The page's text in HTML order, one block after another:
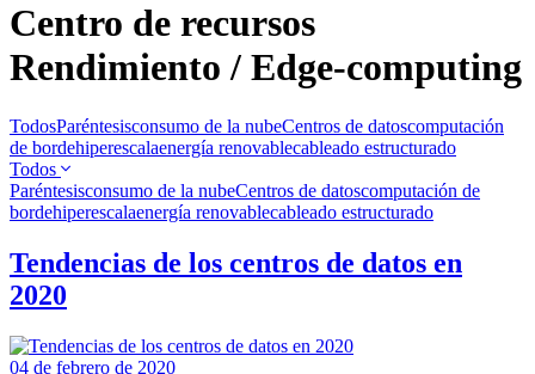
Centro de recursos
Rendimiento / Edge-computing
TodosParéntesisconsumo de la nubeCentros de datoscomputación
de bordehiperescalaenergía renovablecableado estructurado
Todos
Paréntesisconsumo de la nubeCentros de datoscomputación de
bordehiperescalaenergía renovablecableado estructurado
Tendencias de los centros de datos en
2020
04 de febrero de 2020